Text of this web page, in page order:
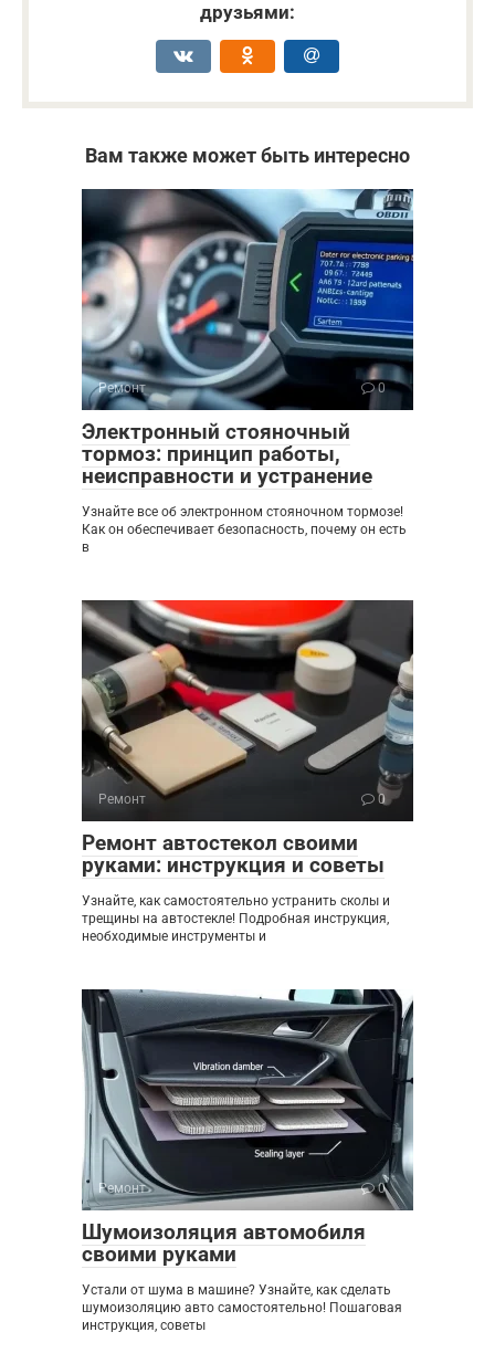
друзьями:
Вам также может быть интересно
Ремонт 0
Электронный стояночный
тормоз: принцип работы,
неисправности и устранение
Узнайте все об электронном стояночном тормозе!
Как он обеспечивает безопасность, почему он есть
в
Ремонт 0
Ремонт автостекол своими
руками: инструкция и советы
Узнайте, как самостоятельно устранить сколы и
трещины на автостекле! Подробная инструкция,
необходимые инструменты и
Ремонт 0
Шумоизоляция автомобиля
своими руками
Устали от шума в машине? Узнайте, как сделать
шумоизоляцию авто самостоятельно! Пошаговая
инструкция, советы